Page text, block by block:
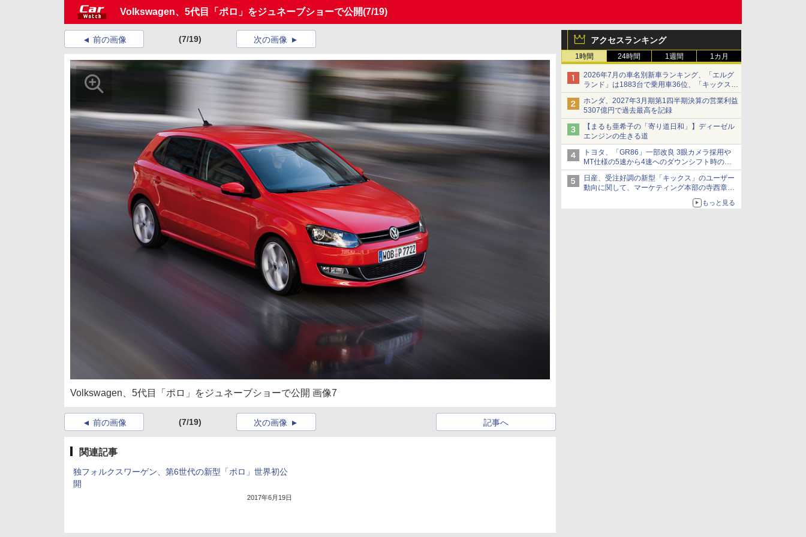
Volkswagen、5代目「ポロ」をジュネーブショーで公開(7/19)
アクセスランキング
1時間 24時間 1週間 1カ月
2026年7月の車名別新車ランキング、「エルグ
ランド」は1883台で乗用車36位、「キックス」
は2591台で27位に
ホンダ、2027年3月期第1四半期決算の営業利益
5307億円で過去最高を記録
【まるも亜希子の「寄り道日和」】ディーゼル
エンジンの生きる道
トヨタ、「GR86」一部改良 3眼カメラ採用や
MT仕様の5速から4速へのダウンシフト時の操
作性向上など
日産、受注好調の新型「キックス」のユーザー
動向に関して、マーケティング本部の寺西章氏
もっと見る
前の画像 (7/19) 次の画像
Volkswagen、5代目「ポロ」をジュネーブショーで公開 画像7
前の画像 (7/19) 記事へ
次の画像
関連記事
独フォルクスワーゲン、第6世代の新型「ポロ」世界初公
開
2017年6月19日